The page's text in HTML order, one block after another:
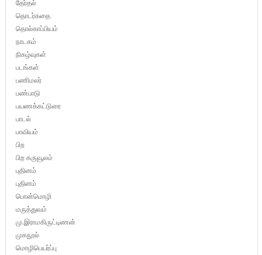
தேர்தல்
தொடர்கதை
தொல்காப்பியம்
நாடகம்
நிகழ்வுகள்
படங்கள்
பணிமலர்
பண்பாடு
பயணக்கட்டுரை
பாடல்
பாவியம்
பிற
பிற கருவூலம்
புதினம்
புதினம்
பொன்மொழி
மருத்துவம்
மு.இராமகிருட்டிணன்
முகநூல்
மொழிபெயர்ப்பு